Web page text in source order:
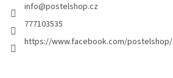
info@postelshop.cz
777103535
https://www.facebook.com/postelshop/